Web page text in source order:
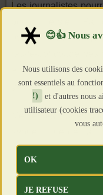
Les journalistes
05) écrit que tout
elle, titre sur « le
guérilla urbaine ».
Même des maires
clair : de l’argent
jeunes »
d’année en année.
Nous utilisons des
sont essentiels au
!)
et d'autres nous
utilisateur (cookies
vous
OK
JE REFUSE